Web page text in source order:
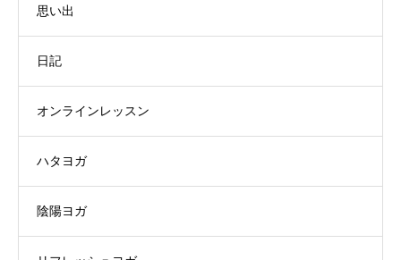
思い出
日記
オンラインレッスン
ハタヨガ
陰陽ヨガ